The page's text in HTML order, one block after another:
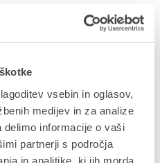
vsebin in oglasov,
medijev in za analize
delimo informacije o vaši
partnerji s področja
in analitike, ki jih morda
mora biti pisno.
SEONet in na
najmanj 5 let.
d.d.